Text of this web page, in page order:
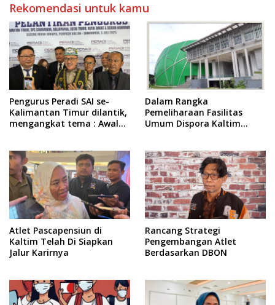
Rekomendasi untuk kamu
Pengurus Peradi SAI se-
Kalimantan Timur dilantik,
mengangkat tema : Awal
Dalam Rangka
Pemeliharaan Fasilitas
Umum Dispora Kaltim
Atlet Pascapensiun di
Kaltim Telah Di Siapkan
Jalur Karirnya
Rancang Strategi
Pengembangan Atlet
Berdasarkan DBON